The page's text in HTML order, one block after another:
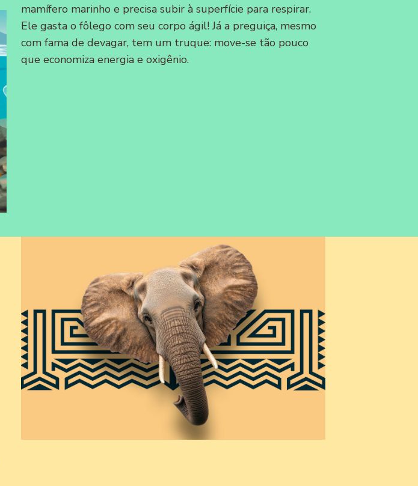
mamífero marinho e precisa subir à superfície para respirar.
Ele gasta o fôlego com seu corpo ágil! Já a preguiça, mesmo
com fama de devagar, tem um truque: move-se tão pouco
que economiza energia e oxigênio.